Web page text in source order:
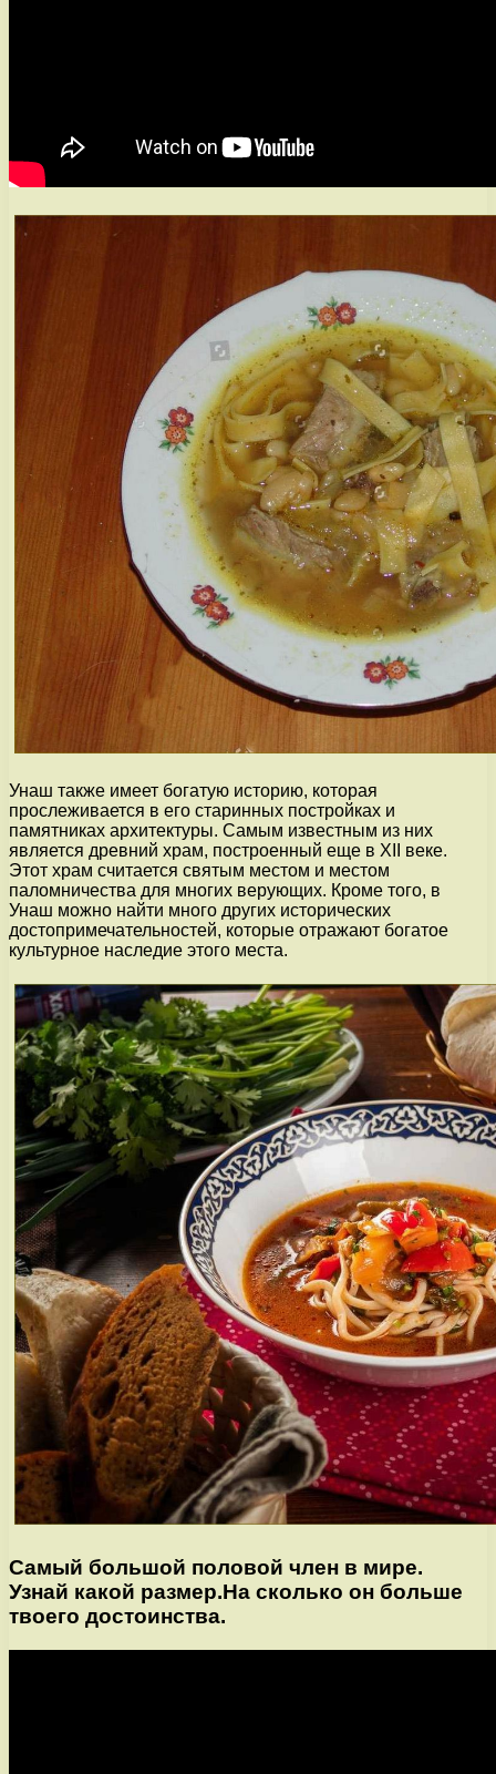
Унаш также имеет богатую историю, которая
прослеживается в его старинных постройках и
памятниках архитектуры. Самым известным из них
является древний храм, построенный еще в XII веке.
Этот храм считается святым местом и местом
паломничества для многих верующих. Кроме того, в
Унаш можно найти много других исторических
достопримечательностей, которые отражают богатое
культурное наследие этого места.
Самый большой половой член в мире.
Узнай какой размер.На сколько он больше
твоего достоинства.